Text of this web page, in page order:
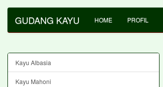
GUDANG KAYU HOME PROFIL
Kayu Albasia
Kayu Mahoni